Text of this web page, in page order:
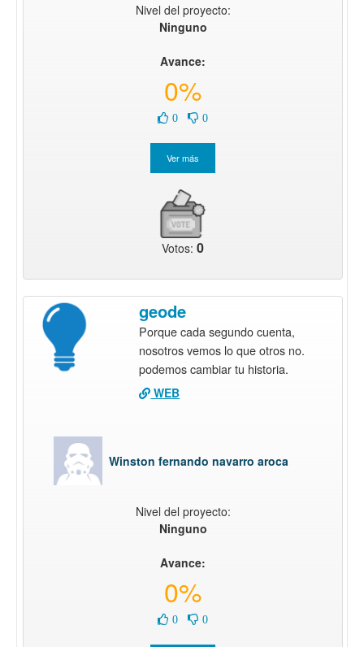
Nivel del proyecto:
Ninguno
Avance:
0%
0 0
Votos: 0
geode
Porque cada segundo cuenta,
nosotros vemos lo que otros no.
podemos cambiar tu historia.
WEB
Winston fernando navarro aroca
Nivel del proyecto:
Ninguno
Avance:
0%
0 0